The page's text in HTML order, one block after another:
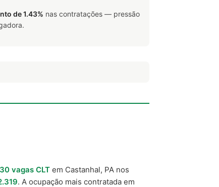
de 1.43% nas contratações — pressão
vagas CLT em Castanhal, PA nos
. A ocupação mais contratada em